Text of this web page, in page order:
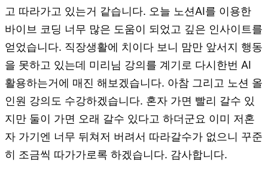
고 따라가고 있는거 같습니다. 오늘 노션AI를 이용한
바이브 코딩 너무 많은 도움이 되었고 깊은 인사이트를
얻었습니다. 직장생활에 치이다 보니 맘만 앞서지 행동
을 못하고 있는데 미리님 강의를 계기로 다시한번 AI
활용하는거에 매진 해보겠습니다. 아참 그리고 노션 올
인원 강의도 수강하겠습니다. 혼자 가면 빨리 갈수 있
지만 둘이 가면 오래 갈수 있다고 하더군요 이미 저혼
자 가기엔 너무 뒤쳐저 버려서 따라갈수가 없으니 꾸준
히 조금씩 따가가로록 하겠습니다. 감사합니다.